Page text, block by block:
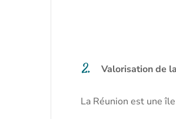
Valorisation de
La Réunion est une